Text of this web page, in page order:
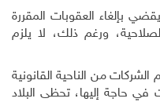
وسنت إيطاليا قانوناً في عام 2016 يقضي بإلغاء العقوبات المقررة
ورغم ذلك، لا يلزم
من الناحية القانونية
في حاجة إليها، تحظى البلاد